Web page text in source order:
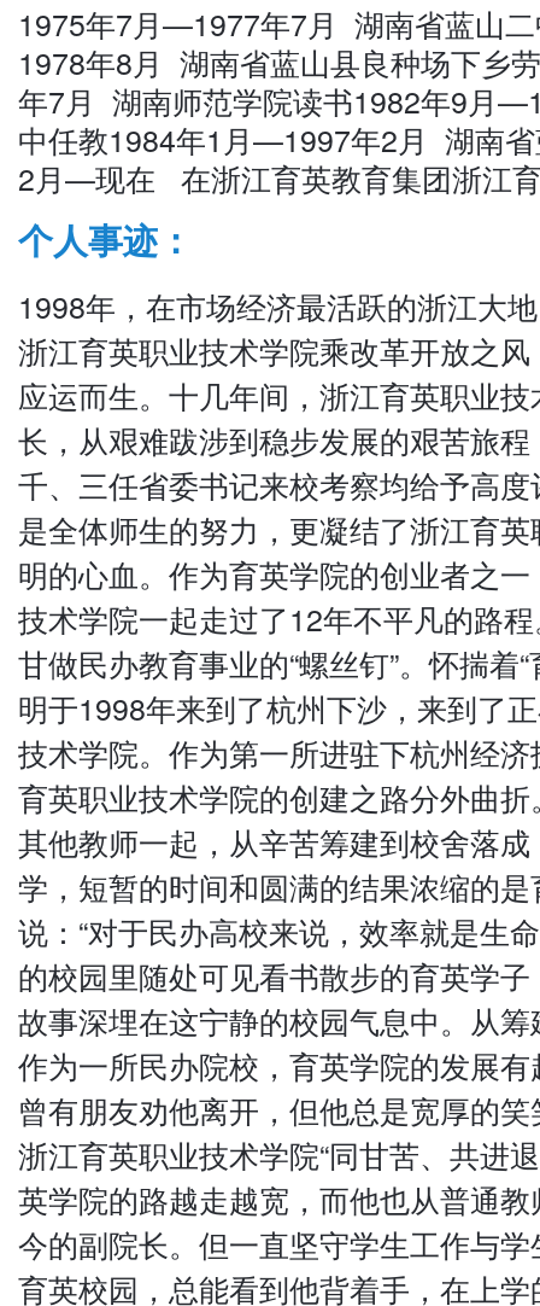
1975年7月—1977年7月 湖南省蓝山
1978年8月 湖南省蓝山县良种场下乡
年7月 湖南师范学院读书1982年9月
中任教1984年1月—1997年2月 湖南
2月—现在 在浙江育英教育集团浙江
个人事迹：
1998年，在市场经济最活跃的浙江大
浙江育英职业技术学院乘改革开放之
应运而生。十几年间，浙江育英职业
长，从艰难跋涉到稳步发展的艰苦旅
千、三任省委书记来校考察均给予高
是全体师生的努力，更凝结了浙江育
明的心血。作为育英学院的创业者之
技术学院一起走过了12年不平凡的路
甘做民办教育事业的“螺丝钉”。怀揣着
明于1998年来到了杭州下沙，来到了
技术学院。作为第一所进驻下杭州经
育英职业技术学院的创建之路分外曲
其他教师一起，从辛苦筹建到校舍落
学，短暂的时间和圆满的结果浓缩的
说：“对于民办高校来说，效率就是生
的校园里随处可见看书散步的育英学
故事深埋在这宁静的校园气息中。从
作为一所民办院校，育英学院的发展
曾有朋友劝他离开，但他总是宽厚的
浙江育英职业技术学院“同甘苦、共进
英学院的路越走越宽，而他也从普通
今的副院长。但一直坚守学生工作与
育英校园，总能看到他背着手，在上